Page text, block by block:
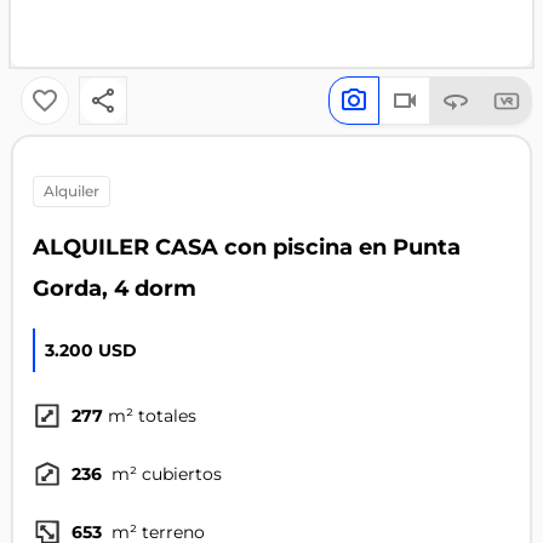
alquiler
ALQUILER CASA con piscina en Punta
Gorda, 4 dorm
3.200 USD
277 m² totales
236 m² cubiertos
653 m² terreno